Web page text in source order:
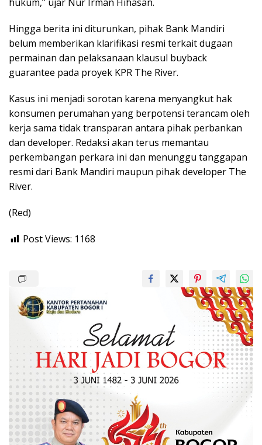
Hingga berita ini diturunkan, pihak Bank Mandiri
belum memberikan klarifikasi resmi terkait dugaan
permainan dan pelaksanaan klausul buyback
guarantee pada proyek KPR The River.
Kasus ini menjadi sorotan karena menyangkut hak
konsumen perumahan yang berpotensi terancam oleh
kerja sama tidak transparan antara pihak perbankan
dan developer. Redaksi akan terus memantau
perkembangan perkara ini dan menunggu tanggapan
resmi dari Bank Mandiri maupun pihak developer The
River.
(Red)
Post Views: 1168